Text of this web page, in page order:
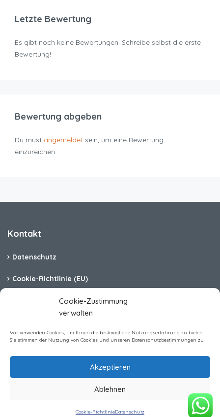
Cookie-Zustimmung
verwalten
Wir verwenden Cookies, um Ihnen die bestmögliche Nutzungserfahrung zu bieten.
Sie stimmen der Nutzung von Cookies und unseren Datenschutzbestimmungen zu
Akzeptieren
Ablehnen
Cookie-RichtlinieDatenschutz
Letzte Bewertung
Es gibt noch keine Bewertungen. Schreibe selbst die erste
Bewertung!
Bewertung abgeben
Du must angemeldet sein, um eine Bewertung
einzureichen.
Preis anzeigen & buchen
Kontakt
Datenschutz
Cookie-Richtlinie (EU)
Barrierefreiheit
Homerent Immobilien GmbH All rights reserved